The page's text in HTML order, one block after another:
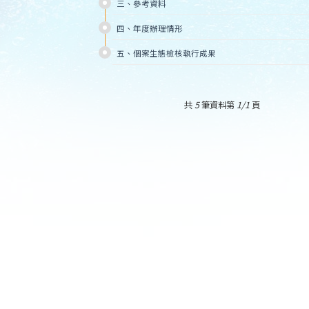
三、參考資料
四、年度辦理情形
五、個案生態檢核執行成果
共 5筆資料第 1/1 頁